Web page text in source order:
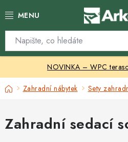
na
Skleníky
Zahradní přístřešky
Grily a ohniště
NOVINKA – WPC
DomůZahradní nábytek Sety
Zahradní sedací